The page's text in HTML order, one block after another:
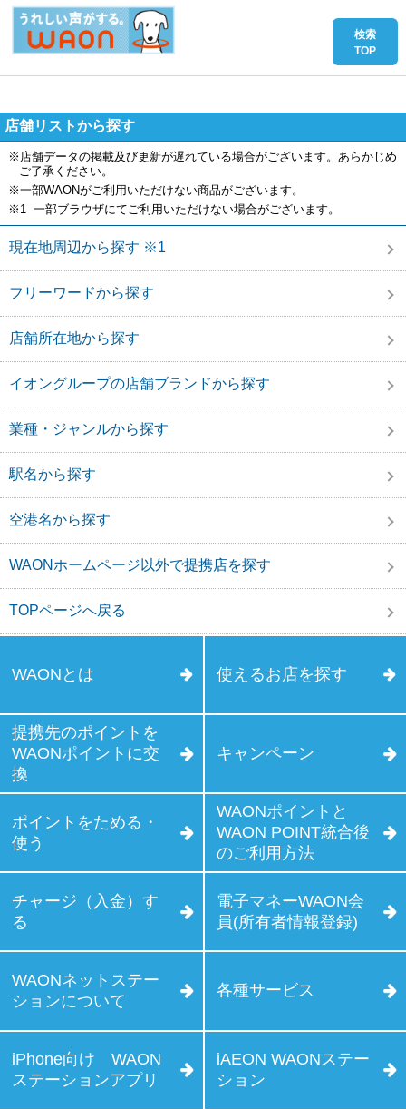
店舗リストから探す
※店舗データの掲載及び更新が遅れている場合がございます。あらかじめ
ご了承ください。
※一部WAONがご利用いただけない商品がございます。
※1 一部ブラウザにてご利用いただけない場合がございます。
現在地周辺から探す ※1
フリーワードから探す
店舗所在地から探す
イオングループの店舗ブランドから探す
業種・ジャンルから探す
駅名から探す
空港名から探す
WAONホームページ以外で提携店を探す
TOPページへ戻る